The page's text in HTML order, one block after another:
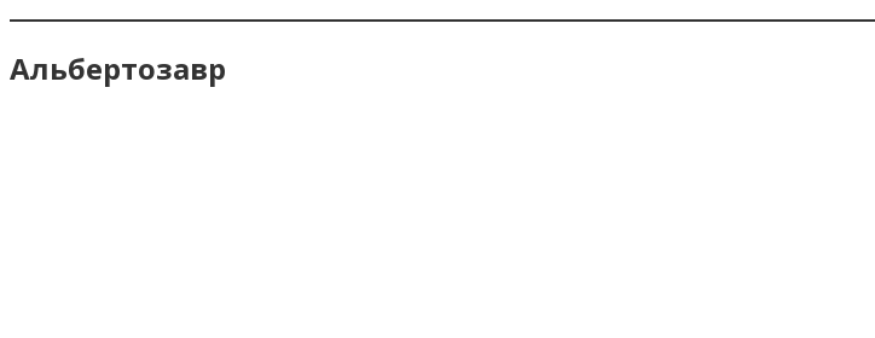
Альбертозавр